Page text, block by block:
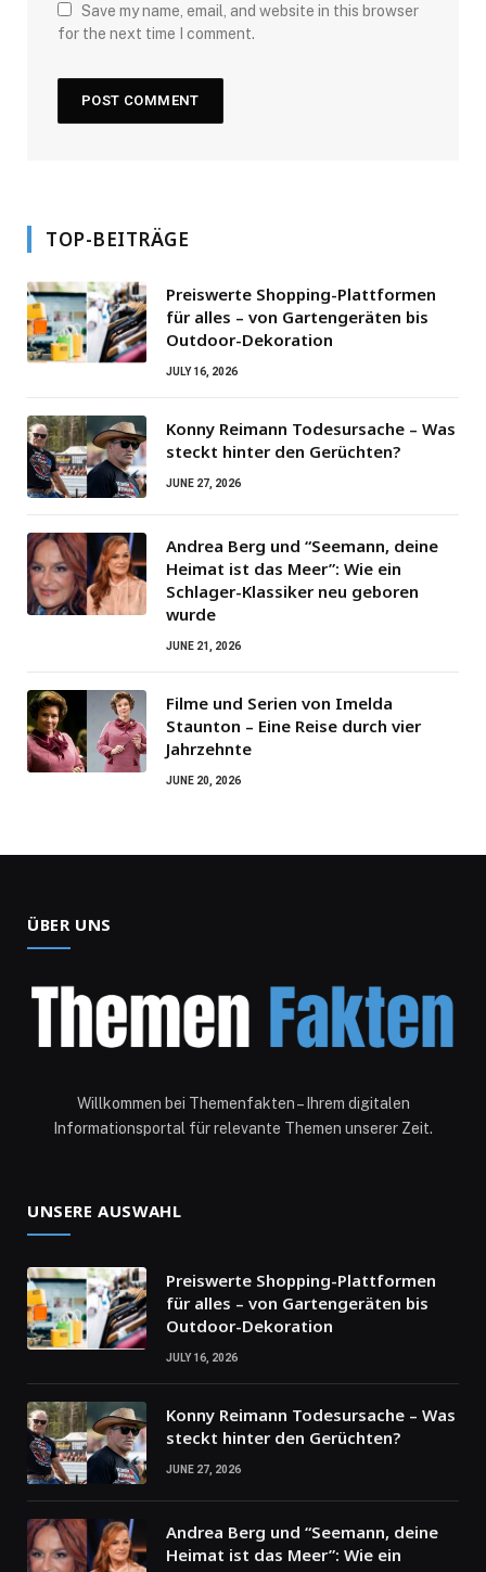
Save my name, email, and website in this browser
for the next time I comment.
TOP-BEITRÄGE
Preiswerte Shopping-Plattformen
für alles – von Gartengeräten bis
Outdoor-Dekoration
JULY 16, 2026
Konny Reimann Todesursache – Was
steckt hinter den Gerüchten?
JUNE 27, 2026
Andrea Berg und “Seemann, deine
Heimat ist das Meer”: Wie ein
Schlager-Klassiker neu geboren
wurde
JUNE 21, 2026
Filme und Serien von Imelda
Staunton – Eine Reise durch vier
Jahrzehnte
JUNE 20, 2026
ÜBER UNS
Willkommen bei Themenfakten – Ihrem digitalen
Informationsportal für relevante Themen unserer Zeit.
UNSERE AUSWAHL
Preiswerte Shopping-Plattformen
für alles – von Gartengeräten bis
Outdoor-Dekoration
JULY 16, 2026
Konny Reimann Todesursache – Was
steckt hinter den Gerüchten?
JUNE 27, 2026
Andrea Berg und “Seemann, deine
Heimat ist das Meer”: Wie ein